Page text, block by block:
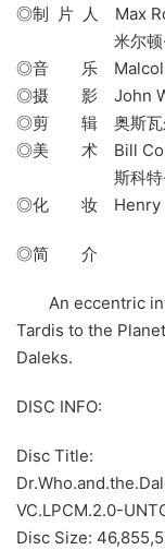
◎制 片 人 Max
米尔顿·苏博
◎音 乐 Malcolm
◎摄 影 John
◎剪 辑 奥斯瓦尔
◎美 术 Bill
斯科特·斯利
◎化 妆 Henry
◎简 介
An eccentric
Tardis to the
Daleks.
DISC INFO:
Disc Title:
VC.LPCM.2.0-
Disc Size: